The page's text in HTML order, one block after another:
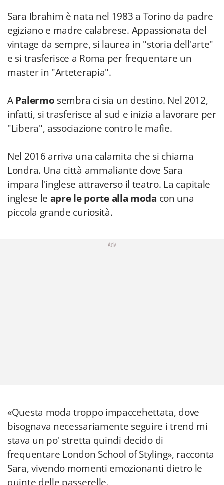
Sara Ibrahim è nata nel 1983 a Torino da padre
egiziano e madre calabrese. Appassionata del
vintage da sempre, si laurea in "storia dell'arte"
e si trasferisce a Roma per frequentare un
master in "Arteterapia".
APalermo sembra ci sia un destino. Nel 2012,
infatti, si trasferisce al sud e inizia a lavorare per
"Libera", associazione contro le mafie.
Nel 2016 arriva una calamita che si chiama
Londra. Una città ammaliante dove Sara
impara l'inglese attraverso il teatro. La capitale
inglese le apre le porte alla moda con una
piccola grande curiosità.
Adv
«Questa moda troppo impaccehettata, dove
bisognava necessariamente seguire i trend mi
stava un po' stretta quindi decido di
frequentare London School of Styling», racconta
Sara, vivendo momenti emozionanti dietro le